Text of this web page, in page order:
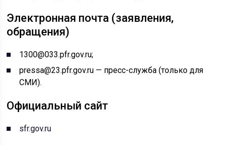
Электронная почта (заявления,
обращения)
1300@033.pfr.gov.ru;
pressa@23.pfr.gov.ru — пресс-служба (только для
СМИ).
Официальный сайт
sfr.gov.ru